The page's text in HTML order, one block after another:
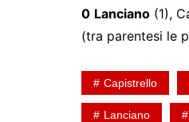
0 Lanciano (1),
(tra parentesi le
Capistrello
Lanciano